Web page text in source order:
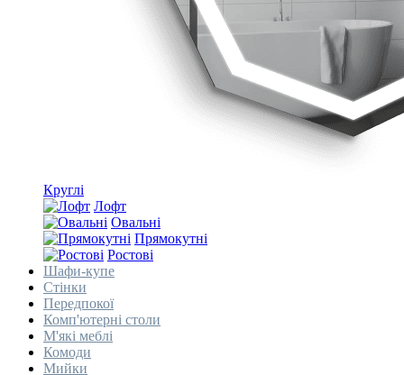
Круглі
Лофт
Овальні
Прямокутні
Ростові
Шафи-купе
Стінки
Передпокої
Комп'ютерні столи
М'які меблі
Комоди
Мийки